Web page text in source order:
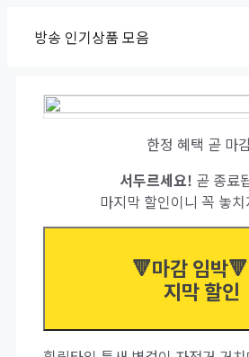
방송 인기상품 모음
한정 혜택 곧 마
서두르세요! 곧 종료
마지막 할인이니 꼭 놓
🔻마감 임박
지막 할인